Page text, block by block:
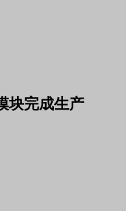
块完成生产